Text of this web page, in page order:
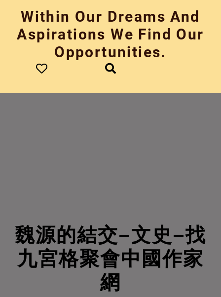
content
Within Our Dreams And
Aspirations We Find Our
Opportunities.
魏源的結交–文史–找
九宮格聚會中國作家
網